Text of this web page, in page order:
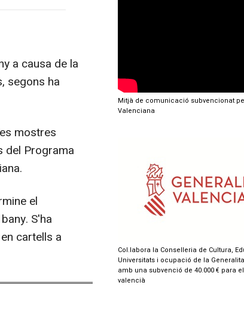
a causa de la
segons ha
mostres
del Programa
el
S'ha
cartells a
Mitjà de comunicació subvencionat
Valenciana
Col.labora la Conselleria de Cultura,
Universitats i ocupació de la
amb una subvenció de 40.000 € para
valencià